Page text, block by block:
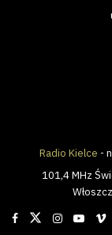
Radio Kielce -
101,4 MHz